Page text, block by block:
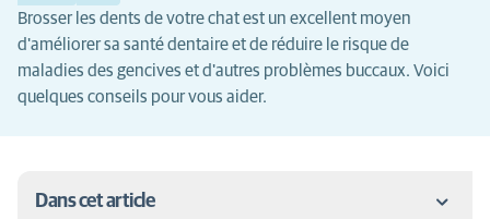
Brosser les dents de votre chat est un excellent moyen
d'améliorer sa santé dentaire et de réduire le risque de
maladies des gencives et d'autres problèmes buccaux. Voici
quelques conseils pour vous aider.
Dans cet article